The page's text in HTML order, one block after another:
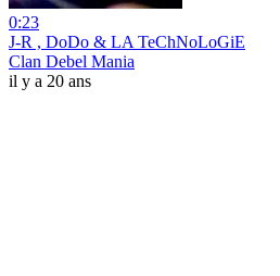
0:23
J-R , DoDo & LA TeChNoLoGiE
Clan Debel Mania
il y a 20 ans